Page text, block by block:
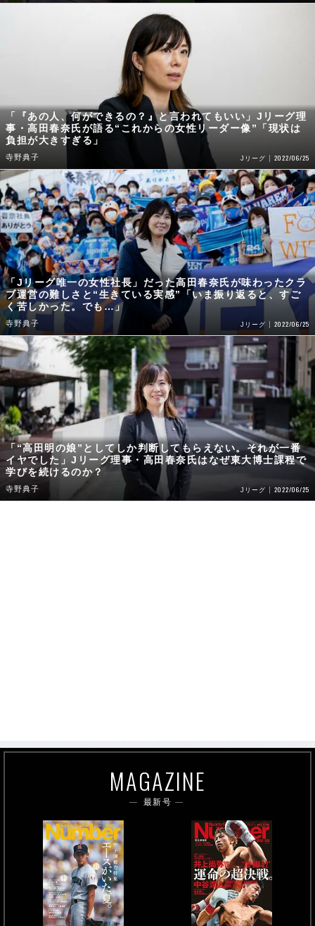
「『あの人、何ができるの？』と言われてもいい」Jリーグ理
事・高田春奈氏が語る“これからの女性リーダー像”「現状は
負担が大きすぎる」
寺野典子 Jリーグ 2022/06/25
「Jリーグ唯一の女性社長」だった高田春奈氏が味わったクラ
ブ運営の難しさと“生きている実感”「いま振り返ると、すご
く苦しかった。でも…」
寺野典子 Jリーグ 2022/06/25
「“高田明の娘”としてしか判断してもらえない。それが一番
イヤでした」Jリーグ理事・高田春奈氏はなぜ東大博士課程で
学びを続けるのか？
寺野典子 Jリーグ 2022/06/25
MAGAZINE
最新号